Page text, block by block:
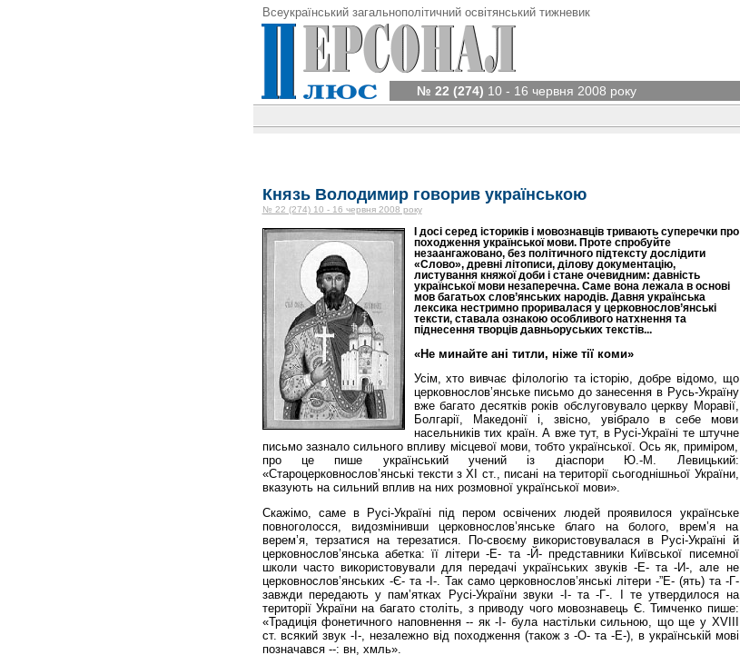
Всеукраїнський загальнополітичний освітянський тижневик
№ 22 (274) 10 - 16 червня 2008 року
Князь Володимир говорив українською
№ 22 (274) 10 - 16 червня 2008 року
І досі серед істориків і мовознавців тривають суперечки про
походження української мови. Проте спробуйте
незаангажовано, без політичного підтексту дослідити
«Слово», древні літописи, ділову документацію,
листування княжої доби і стане очевидним: давність
української мови незаперечна. Саме вона лежала в основі
мов багатьох слов’янських народів. Давня українська
лексика нестримно проривалася у церковнослов’янські
тексти, ставала ознакою особливого натхнення та
піднесення творців давньоруських текстів...
«Не минайте ані титли, ніже тії коми»
Усім, хто вивчає філологію та історію, добре відомо, що
церковнослов’янське письмо до занесення в Русь-Україну
вже багато десятків років обслуговувало церкву Моравії,
Болгарії, Македонії і, звісно, увібрало в себе мови
насельників тих країн. А вже тут, в Русі-Україні те штучне
письмо зазнало сильного впливу місцевої мови, тобто української. Ось як, приміром,
про це пише український учений із діаспори Ю.-М. Левицький:
«Староцерковнослов’янські тексти з XI ст., писані на території сьогоднішньої України,
вказують на сильний вплив на них розмовної української мо­ви».
Скажімо, саме в Русі-Україні під пером освічених людей проявилося українське
повноголосся, видозмінивши церковнослов’янське благо на болого, врем’я на
верем’я, терзатися на терезатися. По-своєму використовувалася в Русі-Україні й
церковнослов’янська абетка: її літери -Е- та -Й- представники Київської писемної
школи часто використовували для передачі українських звуків -Е- та -И-, але не
церковнослов’янських -Є- та -І-. Так само церковнослов’янські літери -”Е- (ять) та -Г-
завжди передають у пам’ятках Русі-України звуки -І- та -Г-. І те утвердилося на
території України на багато століть, з приводу чого мовознавець Є. Тимченко пише:
«Традиція фонетичного наповнення -- як -І- була настільки сильною, що ще у XVIII
ст. всякий звук -І-, незалежно від походження (також з -О- та -Е-), в українській мові
позначався --: вн, хмль».